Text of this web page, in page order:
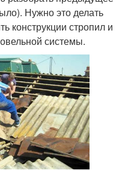
Нужно это делать
конструкции стропил и
системы.